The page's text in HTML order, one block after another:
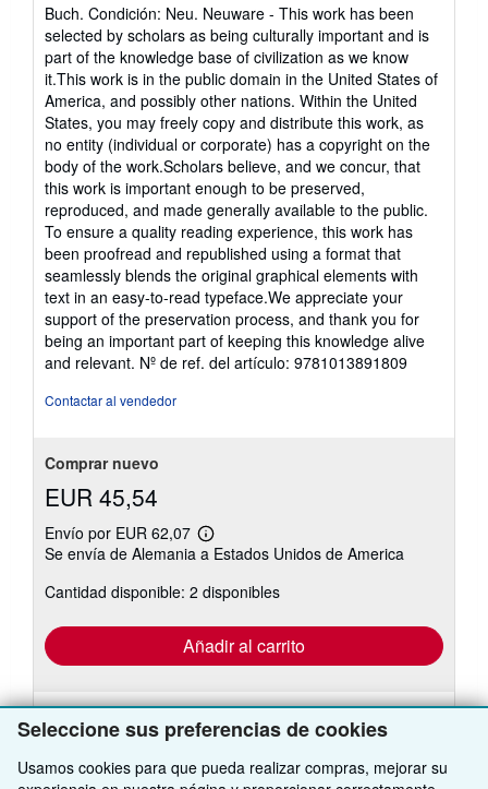
Seleccione sus preferencias de cookies
Usamos cookies para que pueda realizar compras, mejorar su
vendedor:
5
de
5
estrellas
Buch. Condición: Neu. Neuware - This work has been
selected by scholars as being culturally important and is
part of the knowledge base of civilization as we know
it.This work is in the public domain in the United States of
America, and possibly other nations. Within the United
States, you may freely copy and distribute this work, as
no entity (individual or corporate) has a copyright on the
body of the work.Scholars believe, and we concur, that
this work is important enough to be preserved,
reproduced, and made generally available to the public.
To ensure a quality reading experience, this work has
been proofread and republished using a format that
seamlessly blends the original graphical elements with
text in an easy-to-read typeface.We appreciate your
support of the preservation process, and thank you for
being an important part of keeping this knowledge alive
and relevant. Nº de ref. del artículo: 9781013891809
Contactar al vendedor
Comprar nuevo
EUR 45,54
Envío por EUR 62,07
Más
información
las
tarifas
envío
Se envía de Alemania a Estados Unidos de America
Cantidad disponible: 2 disponibles
Añadir al carrito